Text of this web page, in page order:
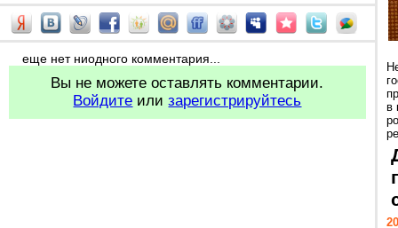
еще нет ниодного комментария...
Вы не можете оставлять комментарии.
Войдите илизарегистрируйтесь
в